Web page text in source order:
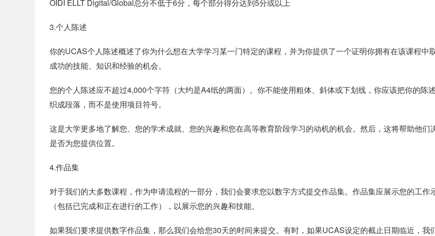
OIDI ELLT Digital/Global总分不低于6分，每个部分得分达到5分或以上
3.个人陈述
你的UCAS个人陈述概述了你为什么想在大学学习某一门特定的课程，并为你提供了一个证明你拥有在该课程中
成功的技能、知识和经验的机会。
您的个人陈述应不超过4,000个字符（大约是A4纸的两面）。你不能使用粗体、斜体或下划线，你应该把你的陈
织成段落，而不是使用项目符号。
这是大学更多地了解您、您的学术成就、您的兴趣和您在高等教育阶段学习的动机的机会。然后，这将帮助他们
是否为您提供位置。
4.作品集
对于我们的大多数课程，作为申请流程的一部分，我们会要求您以数字方式提交作品集。作品集应展示您的工作
（包括已完成和正在进行的工作），以展示您的兴趣和技能。
如果我们要求提供数字作品集，那么我们会给您30天的时间来提交。有时，如果UCAS设定的截止日期临近，我